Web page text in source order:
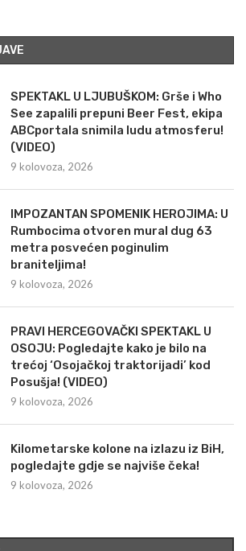
SPEKTAKL U LJUBUŠKOM: Grše i Who
See zapalili prepuni Beer Fest, ekipa
ABCportala snimila ludu atmosferu!
(VIDEO)
9 kolovoza, 2026
IMPOZANTAN SPOMENIK HEROJIMA: U
Rumbocima otvoren mural dug 63
metra posvećen poginulim
braniteljima!
9 kolovoza, 2026
PRAVI HERCEGOVAČKI SPEKTAKL U
OSOJU: Pogledajte kako je bilo na
trećoj ‘Osojačkoj traktorijadi’ kod
Posušja! (VIDEO)
9 kolovoza, 2026
Kilometarske kolone na izlazu iz BiH,
pogledajte gdje se najviše čeka!
9 kolovoza, 2026